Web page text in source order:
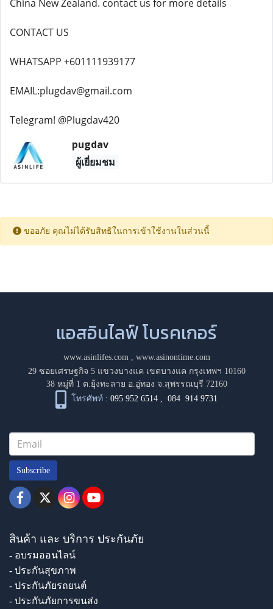
China New Zealand. contact us for more details
CONTACT US
WHATSAPP +601111939177
EMAIL:plugdav@gmail.com
Telegram! @Plugdav420
pugdav
ผู้เยี่ยมชม
ขออภัย คุณไม่ได้รับสิทธิในการเข้าใช้งานในส่วนนี้
แอสอินไลฟ์ โบรคเกอร์
www.asinlifes.com, www.asinontime.com
29 ซอยเศรษฐกิจ 5 แขวงบางแค เขตบางแค กรุงเทพฯ 10160
38 หมู่ที่ 1 ต.ยุ้งทะลาย อ.อู่ทอง จ.สุพรรณบุรี 72160
โทรศัพท์ : 095 952 6514 ,084 914 9731
Subscribe
สินค้า และ บริการ ประกันภัย
- อบรมออนไลน์
- ประกันสุขภาพ
- ประกันภัยรถยนต์
- ประกันภัยการขนส่ง